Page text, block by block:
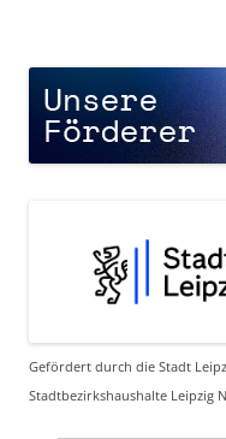
Gefördert durch die Stadt
Stadtbezirkshaushalte Leipzig